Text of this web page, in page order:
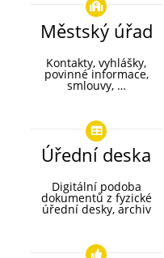
Městský úřad
Kontakty, vyhlášky,
povinné informace,
smlouvy, …
Úřední deska
Digitální podoba
dokumentů z fyzické
úřední desky, archiv